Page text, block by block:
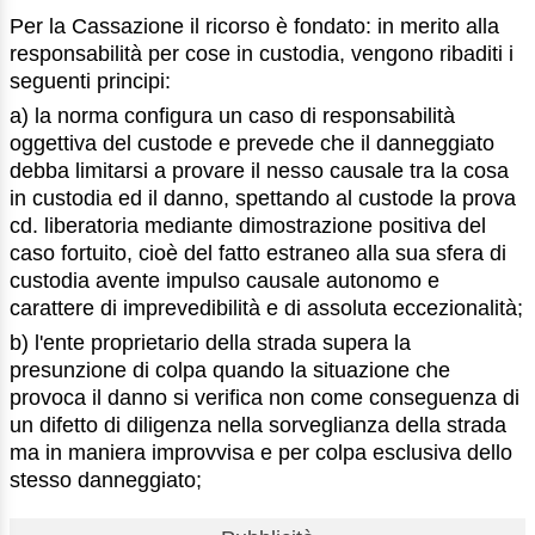
Per la Cassazione il ricorso è fondato: in merito alla
responsabilità per cose in custodia, vengono ribaditi i
seguenti principi:
a) la norma configura un caso di responsabilità
oggettiva del custode e prevede che il danneggiato
debba limitarsi a provare il nesso causale tra la cosa
in custodia ed il danno, spettando al custode la prova
cd. liberatoria mediante dimostrazione positiva del
caso fortuito, cioè del fatto estraneo alla sua sfera di
custodia avente impulso causale autonomo e
carattere di imprevedibilità e di assoluta eccezionalità;
b) l'ente proprietario della strada supera la
presunzione di colpa quando la situazione che
provoca il danno si verifica non come conseguenza di
un difetto di diligenza nella sorveglianza della strada
ma in maniera improvvisa e per colpa esclusiva dello
stesso danneggiato;